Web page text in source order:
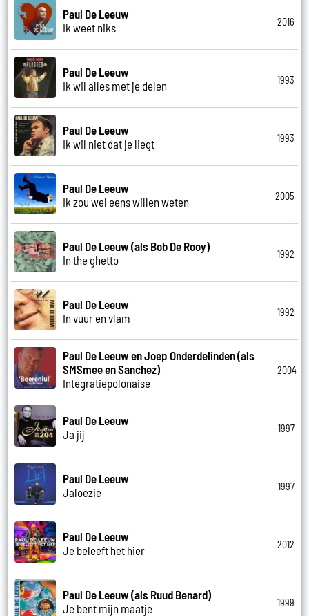
Paul De Leeuw
Ik weet niks
2016
Paul De Leeuw
Ik wil alles met je delen
1993
Paul De Leeuw
Ik wil niet dat je liegt
1993
Paul De Leeuw
Ik zou wel eens willen weten
2005
Paul De Leeuw (als Bob De Rooy)
In the ghetto
1992
Paul De Leeuw
In vuur en vlam
1992
Paul De Leeuw en Joep Onderdelinden (als
SMSmee en Sanchez)
Integratiepolonaise
2004
Paul De Leeuw
Ja jij
1997
Paul De Leeuw
Jaloezie
1997
Paul De Leeuw
Je beleeft het hier
2012
Paul De Leeuw (als Ruud Benard)
Je bent mijn maatje
1999